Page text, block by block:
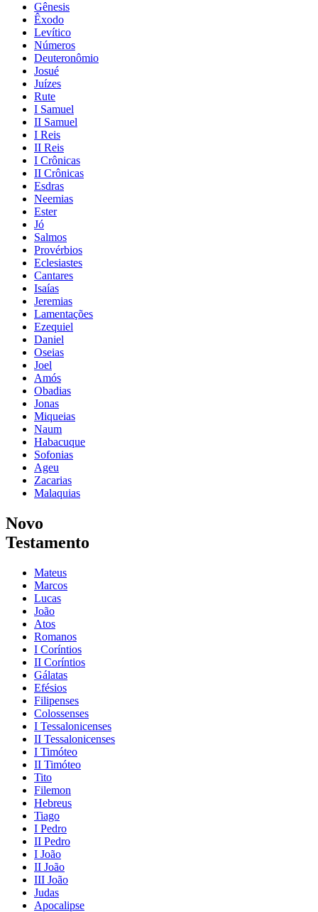
Gênesis
Êxodo
Levítico
Números
Deuteronômio
Josué
Juízes
Rute
I Samuel
II Samuel
I Reis
II Reis
I Crônicas
II Crônicas
Esdras
Neemias
Ester
Jó
Salmos
Provérbios
Eclesiastes
Cantares
Isaías
Jeremias
Lamentações
Ezequiel
Daniel
Oseias
Joel
Amós
Obadias
Jonas
Miqueias
Naum
Habacuque
Sofonias
Ageu
Zacarias
Malaquias
Novo
Testamento
Mateus
Marcos
Lucas
João
Atos
Romanos
I Coríntios
II Coríntios
Gálatas
Efésios
Filipenses
Colossenses
I Tessalonicenses
II Tessalonicenses
I Timóteo
II Timóteo
Tito
Filemon
Hebreus
Tiago
I Pedro
II Pedro
I João
II João
III João
Judas
Apocalipse